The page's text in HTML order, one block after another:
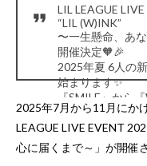
LIL LEAGUE
“LIL (W)INK”
〜一生懸命、あ
開催決定🧡🎉
2025年夏 6人の
始まります✨
『SMILE』から
表情を変えた6人が
皆様をLIL色の
オフィシャルフ
チケット抽選予
2025年7月から11月にか
LEAGUE LIVE EVENT
心に届くまで～」が開催